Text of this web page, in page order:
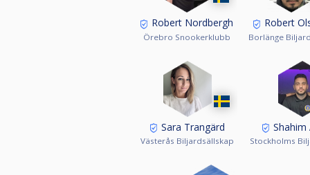
Robert Nordbergh
Örebro Snookerklubb
Robert
Borlänge
Sara Trangärd
Västerås Biljardsällskap
Shahim
Stockholms